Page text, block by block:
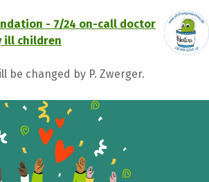
- 7/24 on-call doctor
ill children
be changed by P. Zwerger.
WhatsApp Messenger